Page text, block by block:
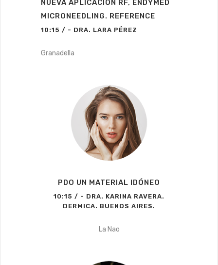
NUEVA APLICACIÓN RF, ENDYMED
MICRONEEDLING. REFERENCE
10:15 / - DRA. LARA PÉREZ
Granadella
PDO UN MATERIAL IDÓNEO
10:15 / - DRA. KARINA RAVERA.
DERMICA. BUENOS AIRES.
La Nao